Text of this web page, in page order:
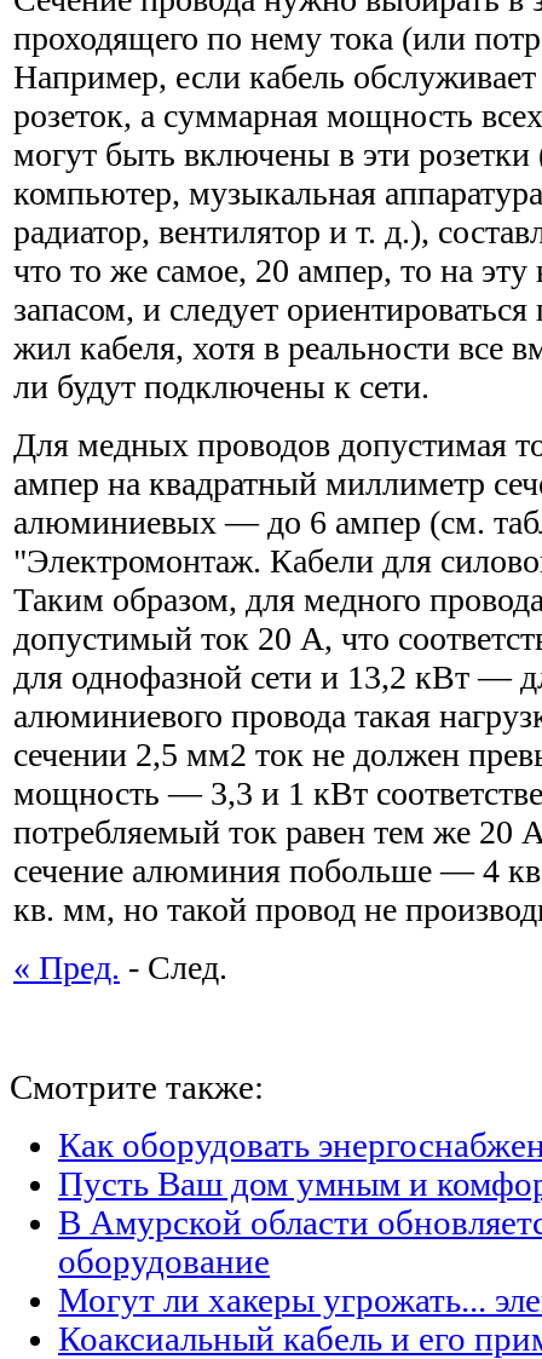
проходящего по нему тока (или
Например, если кабель
розеток, а суммарная мощность
могут быть включены в эти розетки
компьютер, музыкальная
радиатор, вентилятор и т. д.),
что то же самое, 20 ампер, то на эту
запасом, и следует
жил кабеля, хотя в реальности все
ли будут подключены к сети.
Для медных проводов допустимая
ампер на квадратный миллиметр
алюминиевых — до 6 ампер (см.
"Электромонтаж. Кабели для
Таким образом, для медного
допустимый ток 20 А, что
для однофазной сети и 13,2 кВт —
алюминиевого провода такая
сечении 2,5 мм2 ток не должен
мощность — 3,3 и 1 кВт
потребляемый ток равен тем же 20
сечение алюминия побольше — 4
кв. мм, но такой провод не
« Пред. - След.
Смотрите также:
Как оборудовать
Пусть Ваш дом умным и
В Амурской области
оборудование
Могут ли хакеры угрожать...
Коаксиальный кабель и его